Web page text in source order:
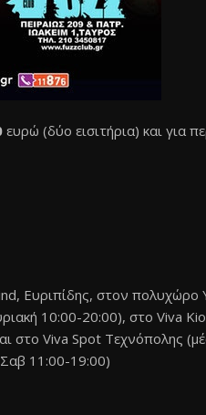
ευρώ (δύο εισιτήρια) και για
Ευριπίδης, στον πολυχώρο
10:00-20:00), στο Viva
στο Viva Spot Τεχνόπολης
11:00-19:00)